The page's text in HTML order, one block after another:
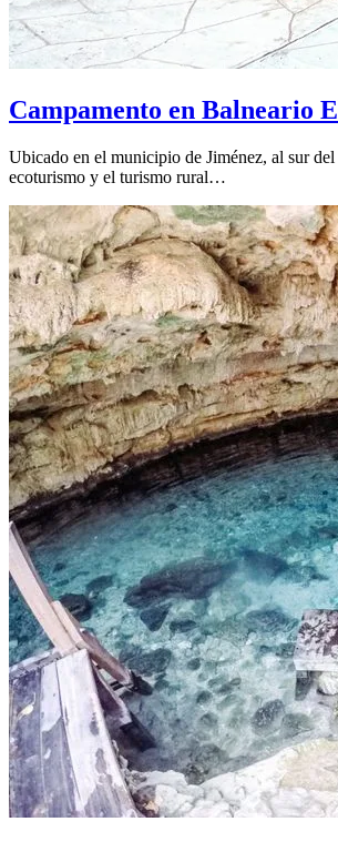
Campamento en Balneario
Ubicado en el municipio de Jiménez, al sur
ecoturismo y el turismo rural…